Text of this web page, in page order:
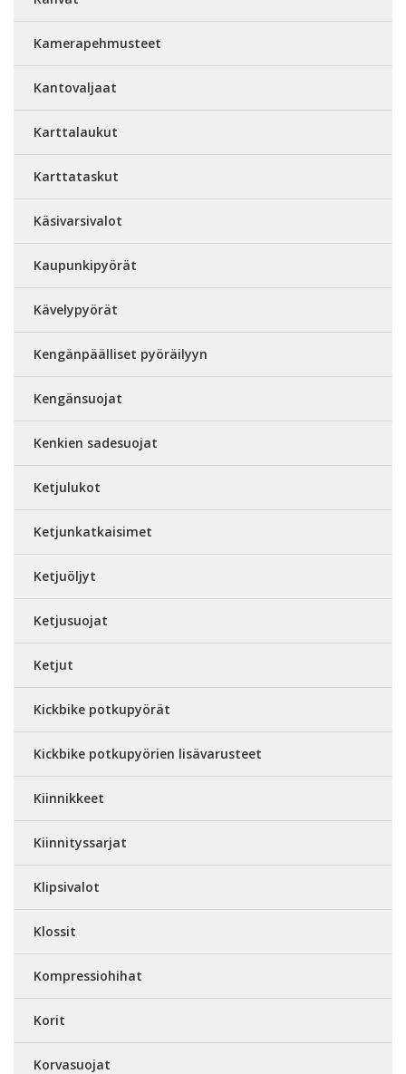
Kamerapehmusteet
Kantovaljaat
Karttalaukut
Karttataskut
Käsivarsivalot
Kaupunkipyörät
Kävelypyörät
Kengänpäälliset pyöräilyyn
Kengänsuojat
Kenkien sadesuojat
Ketjulukot
Ketjunkatkaisimet
Ketjuöljyt
Ketjusuojat
Ketjut
Kickbike potkupyörät
Kickbike potkupyörien lisävarusteet
Kiinnikkeet
Kiinnityssarjat
Klipsivalot
Klossit
Kompressiohihat
Korit
Korvasuojat